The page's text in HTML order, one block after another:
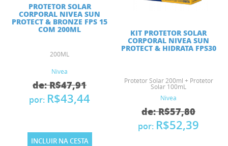
PROTETOR SOLAR
CORPORAL NIVEA SUN
PROTECT & BRONZE FPS 15
COM 200ML
200ML
Nivea
de: R$47,91
por: R$43,44
INCLUIR NA CESTA
KIT PROTETOR SOLAR
CORPORAL NIVEA SUN
PROTECT & HIDRATA FPS30
Protetor Solar 200ml + Protetor
Solar 100mL
Nivea
de: R$57,80
por: R$52,39